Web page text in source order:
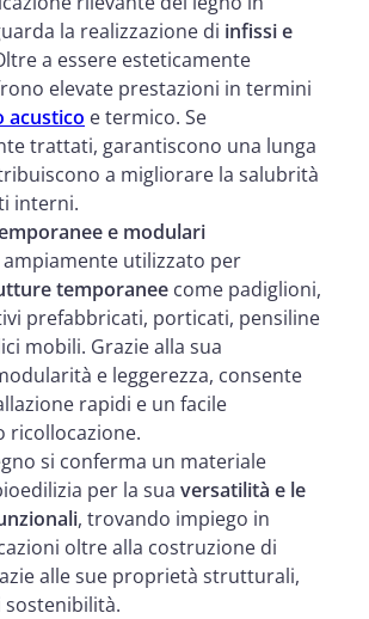
la realizzazione di infissi e
a essere esteticamente
elevate prestazioni in termini
acustico e termico. Se
trattati, garantiscono una lunga
a migliorare la salubrità
interni.
e modulari
ampiamente utilizzato per
temporanee come padiglioni,
prefabbricati, porticati, pensiline
mobili. Grazie alla sua
e leggerezza, consente
rapidi e un facile
ricollocazione.
si conferma un materiale
per la sua versatilità e le
, trovando impiego in
oltre alla costruzione di
alle sue proprietà strutturali,
sostenibilità.